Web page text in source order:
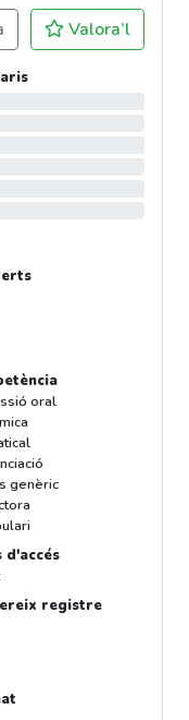
Valora’l
oral
genèric
d'accés
registre